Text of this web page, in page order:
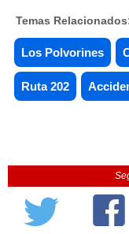
Temas
Los Polvorines
Ruta 202